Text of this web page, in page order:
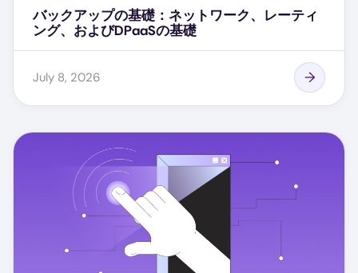
バックアップの基礎：ネットワーク、レーティ
ング、およびDPaaSの基礎
July 8, 2026